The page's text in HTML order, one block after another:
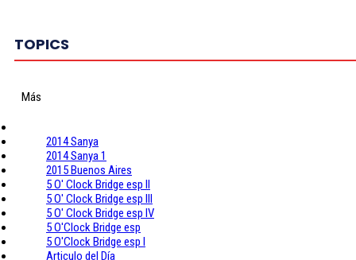
TOPICS
Más
2014 Sanya
2014 Sanya 1
2015 Buenos Aires
5 O' Clock Bridge esp II
5 O' Clock Bridge esp III
5 O' Clock Bridge esp IV
5 O'Clock Bridge esp
5 O'Clock Bridge esp I
Articulo del Día